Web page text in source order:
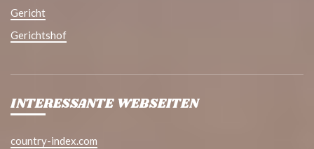
Gericht
Gerichtshof
INTERESSANTE WEBSEITEN
country-index.com